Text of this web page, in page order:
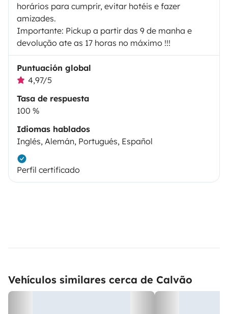
horários para cumprir, evitar hotéis e fazer
amizades.
Importante: Pickup a partir das 9 de manha e
devolução ate as 17 horas no máximo !!!
Puntuación global
4,97/5
Tasa de respuesta
100 %
Idiomas hablados
Inglés, Alemán, Portugués, Español
Perfil certificado
Vehículos similares cerca de Calvão